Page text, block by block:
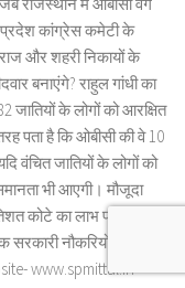
प्रदेश कांग्रेस कमेटी के
राज और शहरी निकायों के
बनाएंगे? राहुल गांधी का
जातियों के लोगों को आरक्षित
पता है कि ओबीसी की वे 10
वंचित जातियों के लोगों को
भी आएगी। मौजूदा
कोटे का लाभ प्राप्त कर
सरकारी नौकरियों के क्षेत्र में
www.spmittal.in